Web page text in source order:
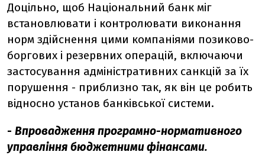
Доцільно, щоб Національний банк міг
встановлювати і контролювати виконання
норм здійснення цими компаніями позиково-
боргових і резервних операцій, включаючи
застосування адміністративних санкцій за їх
порушення - приблизно так, як він це робить
відносно установ банківської системи.
- Впровадження програмно-нормативного
управління бюджетними фінансами.